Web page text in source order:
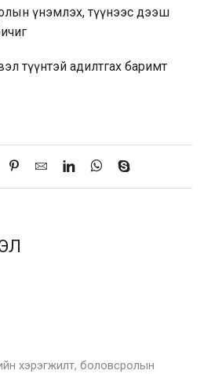
үнэмлэх, түүнээс дээш
түүнтэй адилтгах баримт
хэрэгжилт, боловсролын